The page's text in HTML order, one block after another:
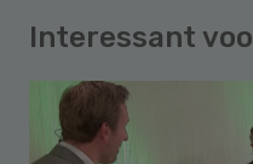
Interessant